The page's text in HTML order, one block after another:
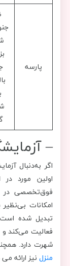
پارسه
–
اگر به‌دنبال
اولین مورد
فوق‌تخصصی در
امکانات
تبدیل شده
فعالیت می‌کند و
شهرت دارد.
منزلنیز ارائه